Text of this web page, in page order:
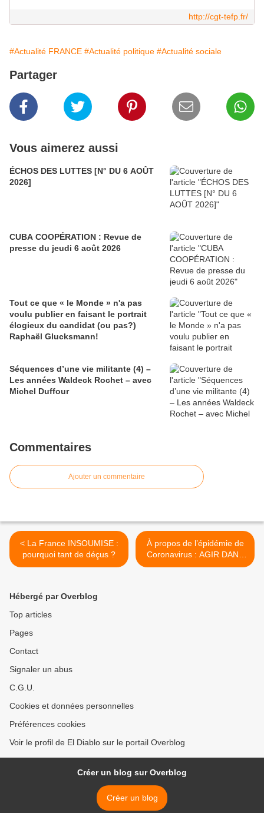
http://cgt-tefp.fr/
#Actualité FRANCE #Actualité politique #Actualité sociale
Partager
Vous aimerez aussi
ÉCHOS DES LUTTES [N° DU 6 AOÛT
2026]
CUBA COOPÉRATION : Revue de
presse du jeudi 6 août 2026
Tout ce que « le Monde » n'a pas
voulu publier en faisant le portrait
élogieux du candidat (ou pas?)
Raphaël Glucksmann!
Séquences d’une vie militante (4) –
Les années Waldeck Rochet – avec
Michel Duffour
Commentaires
Ajouter un commentaire
< La France INSOUMISE :
pourquoi tant de déçus ?
À propos de l’épidémie de
Coronavirus : AGIR DANS
L’INCERTITUDE >
Hébergé par Overblog
Top articles
Pages
Contact
Signaler un abus
C.G.U.
Cookies et données personnelles
Préférences cookies
Voir le profil de El Diablo sur le portail Overblog
Créer un blog sur Overblog
Créer un blog